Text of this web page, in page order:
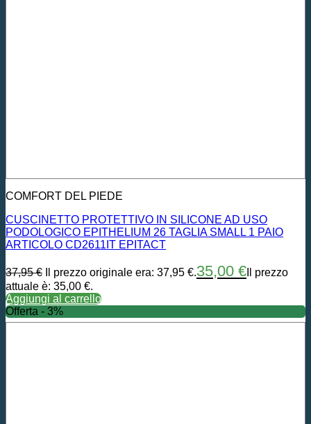
COMFORT DEL PIEDE
CUSCINETTO PROTETTIVO IN SILICONE AD USO
PODOLOGICO EPITHELIUM 26 TAGLIA SMALL 1 PAIO
ARTICOLO CD2611IT EPITACT
37,95€ Il prezzo originale era: 37,95 €.35,00 € Il prezzo
attuale è: 35,00 €.
Aggiungi al carrello
Offerta - 3%